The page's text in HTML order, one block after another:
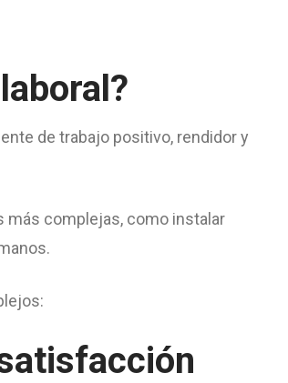
de trabajo positivo, rendidor y
más complejas, como instalar